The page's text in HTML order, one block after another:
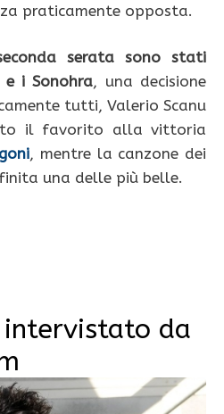
praticamente opposta.
serata sono stati
i Sonohra, una decisione
tutti, Valerio Scanu
il favorito alla vittoria
, mentre la canzone dei
una delle più belle.
intervistato da